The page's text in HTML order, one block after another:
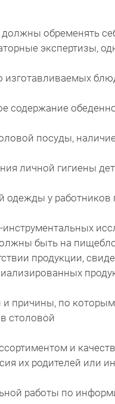
должны обременять
экспертизы,
изготавливаемых
содержание
посуды,
личной гигиены
одежды у
быть на
продукции,
причины, по
столовой
и
их родителей или
работы по